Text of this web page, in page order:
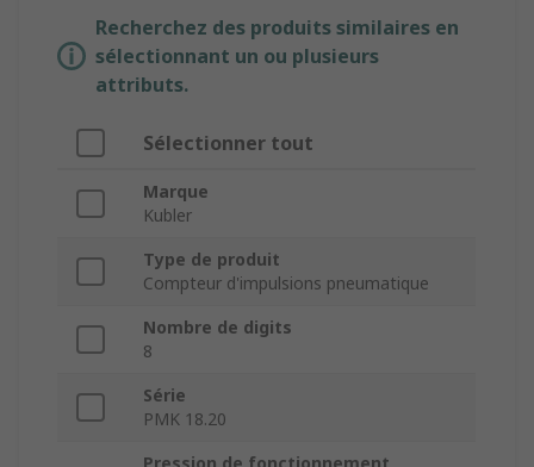
Recherchez des produits similaires en
sélectionnant un ou plusieurs
attributs.
Sélectionner tout
Marque
Kubler
Type de produit
Compteur d'impulsions pneumatique
Nombre de digits
8
Série
PMK 18.20